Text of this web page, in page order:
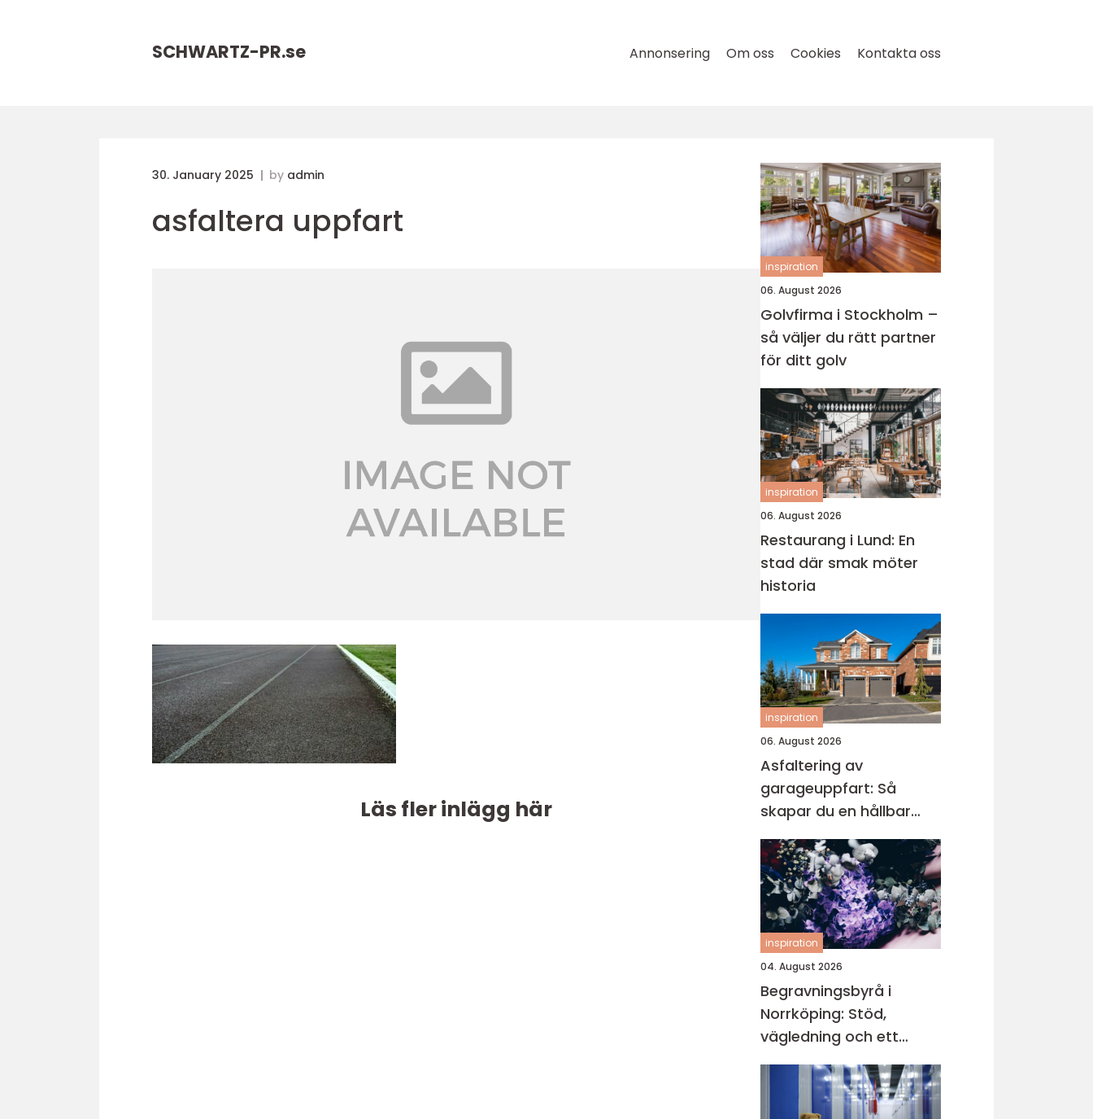
SCHWARTZ-PR.se Annonsering Om oss Cookies Kontakta oss
30. January 2025 by admin
asfaltera uppfart
Läs fler inlägg här
inspiration
06. August 2026
Golvfirma i Stockholm –
så väljer du rätt partner
för ditt golv
inspiration
06. August 2026
Restaurang i Lund: En
stad där smak möter
historia
inspiration
06. August 2026
Asfaltering av
garageuppfart: Så
skapar du en hållbar
och snygg infart
inspiration
04. August 2026
Begravningsbyrå i
Norrköping: Stöd,
vägledning och ett
värdigt avsked